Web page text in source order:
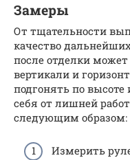
Замеры
От тщательности
качество
после отделки
вертикали и
подгонять по
себя от лишней
следующим образом:
Измерить